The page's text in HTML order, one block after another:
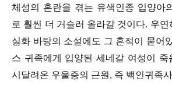
체성의 혼란을 겪는 유색인종 입양아
로 훨씬 더 거슬러 올라갈 것이다. 우
실화 바탕의 소설에도 그 흔적이 묻어
스 귀족에게 입양된 세네갈 여성이 죽
시달려온 우울증의 근원, 즉 백인귀족